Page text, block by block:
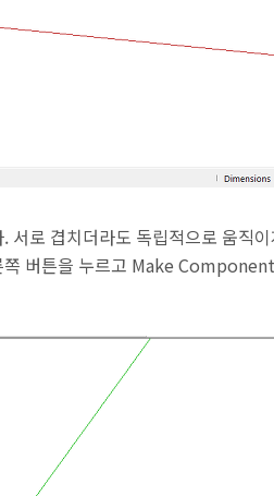
서로 겹치더라도 독립적으로 움직
쪽 버튼을 누르고 Make